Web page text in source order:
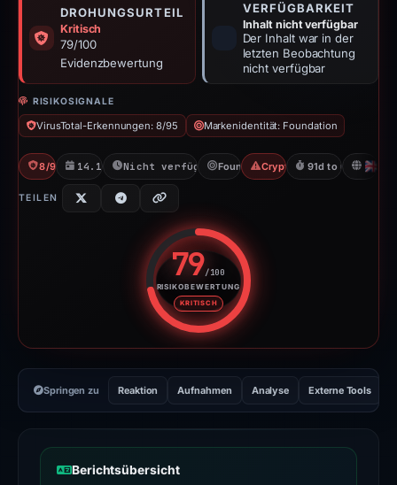
DROHUNGSURTEIL
Kritisch
79/100
Evidenzbewertung
VERFÜGBARKEIT
Inhalt nicht verfügbar
Der Inhalt war in der
letzten Beobachtung
nicht verfügbar
RISIKOSIGNALE
VirusTotal-Erkennungen: 8/95 Markenidentität: Foundation
8/95 VT14.12.2025Nicht verfügbar seit 01.05.2026
FoundationCrypto Scam91d to unavailable
TEILEN
79/100
RISIKOBEWERTUNG
KRITISCH
Risikobewertung: 79 von
Springen zu Reaktion Aufnahmen Analyse Externe Tools
Berichtsübersicht